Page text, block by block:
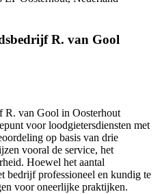
R. van Gool
R. van Gool in Oosterhout
voor loodgietersdiensten met
op basis van drie
vooral de service, het
Hoewel het aantal
bedrijf professioneel en kundig te
voor oneerlijke praktijken.